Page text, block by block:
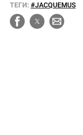
ТЕГИ: #JACQUEMUS